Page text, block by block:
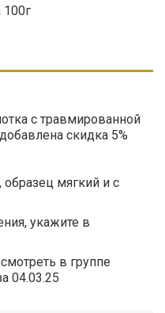
100г
с травмированной
скидка 5%
мягкий и с
укажите в
в группе
04.03.25